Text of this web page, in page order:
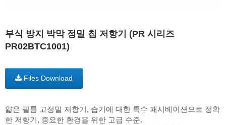
부식 방지 박막 정밀 칩 저항기 (PR 시리즈
PR02BTC1001)
Files Download
얇은 필름 고정밀 저항기, 습기에 대한 특수 패시베이션으로 정확
한 저항기, 중요한 환경을 위한 고급 수준.